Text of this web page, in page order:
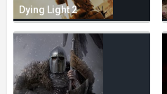
Dying Light 2